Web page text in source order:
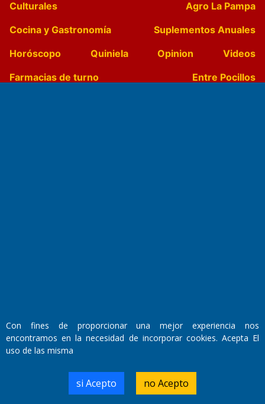
Culturales
Agro La Pampa
Cocina y Gastronomía
Suplementos Anuales
Horóscopo
Quiniela Opinion
Videos
Farmacias de turno
Entre Pocillos
Miembro de ADIRA,ADEPA y CPPAL
Propietario: El Diario SRL
Director Periodístico:
Con fines de proporcionar una mejor experiencia nos
encontramos en la necesidad de incorporar cookies. Acepta El
uso de las misma
si Acepto no Acepto